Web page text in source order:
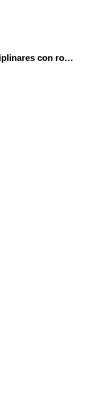
Actividades interdisciplinares con robótica y pensamiento computacional